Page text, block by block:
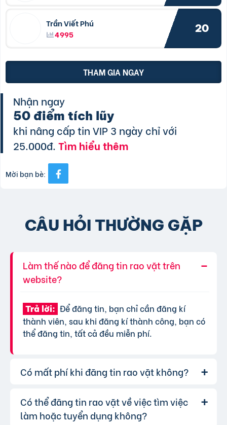
Trần Viết Phú
4995
20
THAM GIA NGAY
Nhận ngay
50 điểm tích lũy
khi nâng cấp tin VIP 3 ngày chỉ với
25.000đ.Tìm hiểu thêm
Mời bạn bè:
CÂU HỎI THƯỜNG GẶP
Làm thế nào để đăng tin rao vặt trên
website?
Trả lời: Để đăng tin, bạn chỉ cần đăng kí
thành viên, sau khi đăng kí thành công, bạn có
thể đăng tin, tất cả đều miễn phí.
Có mất phí khi đăng tin rao vặt không?
Trả lời: Chúng tôi cung cấp gói đăng tin miễn
phí cơ bản cho tất cả người dùng. Tuy nhiên, để
Có thể đăng tin rao vặt về việc tìm việc
làm hoặc tuyển dụng không?